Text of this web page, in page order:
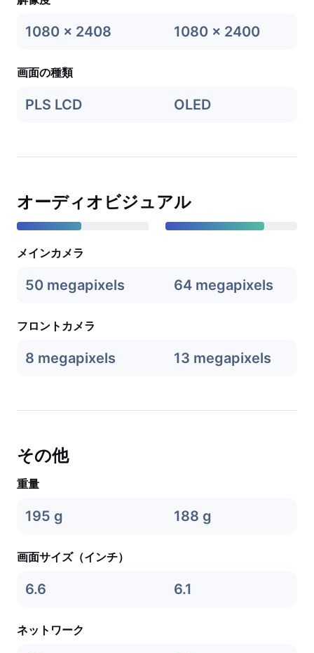
1080 x 2408 1080 x 2400
画面の種類
PLS LCD OLED
オーディオビジュアル
メインカメラ
50 megapixels 64 megapixels
フロントカメラ
8 megapixels 13 megapixels
その他
重量
195 g 188 g
画面サイズ（インチ）
6.6 6.1
ネットワーク